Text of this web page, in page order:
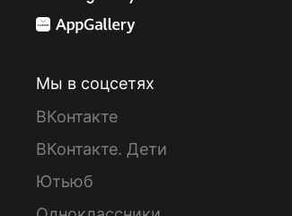
Мы в соцсетях
ВКонтакте
ВКонтакте. Дети
Ютьюб